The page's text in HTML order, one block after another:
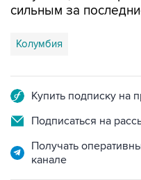
Колумбия
Подписаться на
Получать